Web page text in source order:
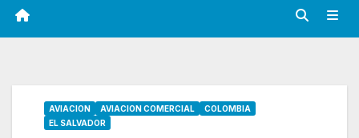
AVIACION AVIACION COMERCIAL
COLOMBIA
EL SALVADOR